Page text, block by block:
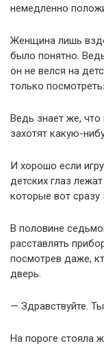
немедленно
Женщина лишь
было понятно.
он не велся на
только
Ведь знает же,
захотят какую-
И хорошо если
детских глаз
которые вот сразу
В половине
расставлять
посмотрев даже,
дверь.
— Здравствуйте.
На пороге стояла